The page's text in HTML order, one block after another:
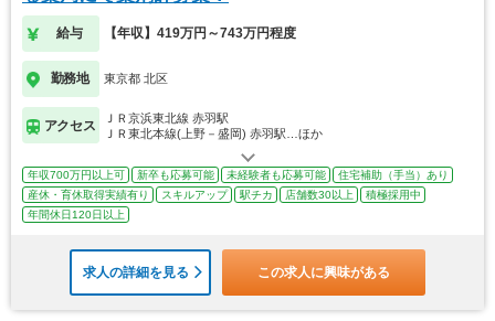
給与 【年収】419万円～743万円程度
勤務地 東京都 北区
アクセス
ＪＲ京浜東北線 赤羽駅
ＪＲ東北本線(上野－盛岡) 赤羽駅…ほか
年収700万円以上可 新卒も応募可能 未経験者も応募可能
住宅補助（手当）あり
産休・育休取得実績有り
スキルアップ 駅チカ 店舗数30以上
積極採用中
年間休日120日以上
求人の詳細を見る この求人に興味がある